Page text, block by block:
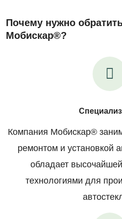
Почему нужно
Мобискар®?
Компания Мобискар®
ремонтом и установкой
обладает
технологиями для